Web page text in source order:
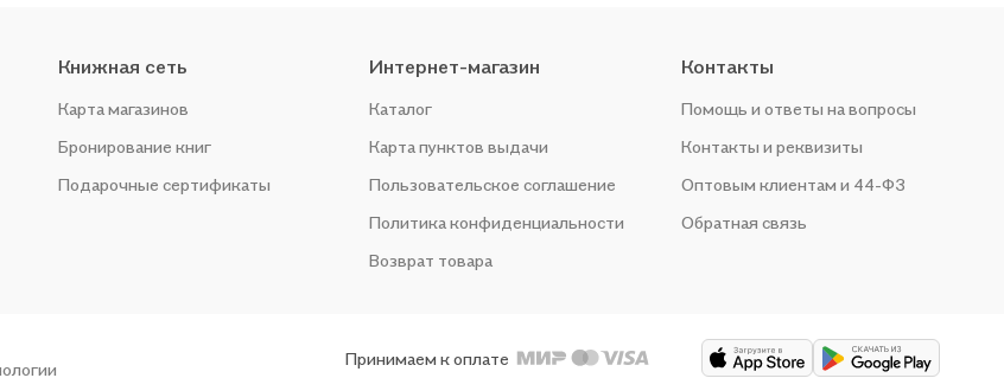
Книжная сеть
Карта магазинов
Бронирование книг
Подарочные сертификаты
Интернет-магазин
Каталог
Карта пунктов выдачи
Пользовательское соглашение
Политика конфиденциальности
Возврат товара
Контакты
Помощь и ответы на вопросы
Контакты и реквизиты
Оптовым клиентам и 44-ФЗ
Обратная связь
Принимаем к оплате